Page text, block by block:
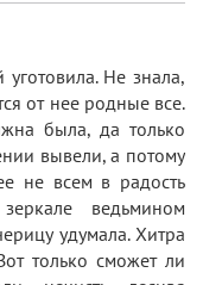
Не знала,
от нее родные все.
была, да только
вывели, а потому
не всем в радость
ведьмином
удумала. Хитра
только сможет ли